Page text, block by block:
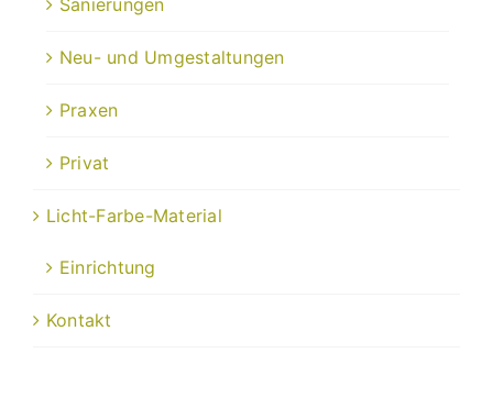
Sanierungen
Neu- und Umgestaltungen
Praxen
Privat
Licht-Farbe-Material
Einrichtung
Kontakt